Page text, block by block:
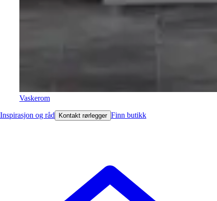
Vaskerom
Inspirasjon og råd Kontakt rørlegger Finn butikk